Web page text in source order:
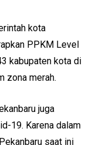
kota
PPKM Level
kabupaten kota di
zona merah.
juga
19. Karena dalam
saat ini